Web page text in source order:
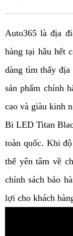
Auto365 là địa
hàng tại hầu hết
dàng tìm thấy địa
sản phẩm chính
cao và giàu kinh
Bi LED Titan
toàn quốc. Khi
thể yên tâm về
chính sách bảo
lợi cho khách